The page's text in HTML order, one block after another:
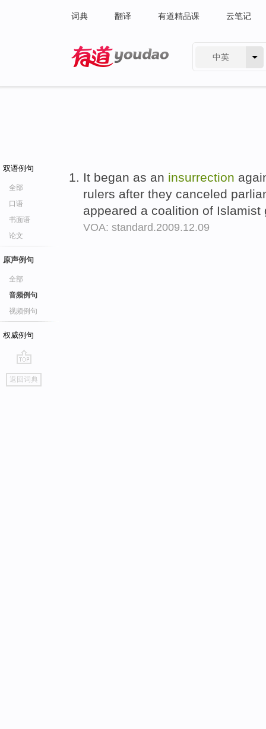
词典 翻译 有道精品课 云笔记
中英
双语例句
全部
口语
书面语
论文
原声例句
全部
音频例句
视频例句
权威例句
go
top
返回词典
It began as an insurrection
rulers after they canceled
appeared a coalition of
VOA: standard.2009.12.09